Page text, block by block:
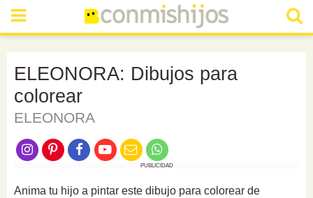
ELEONORA: Dibujos para
colorear
ELEONORA
PUBLICIDAD
Anima tu hijo a pintar este dibujo para colorear de